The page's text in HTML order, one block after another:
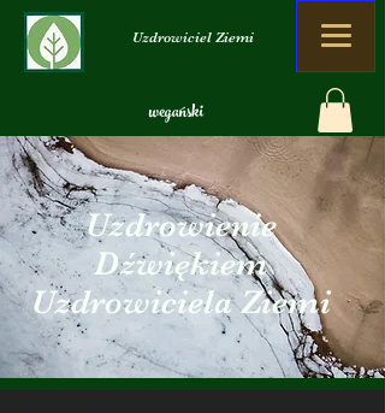
Uzdrowiciel Ziemi
wegański
Organiczny
Zero marnowania
Uzdrowienie
Dźwiękiem
Uzdrowiciela Ziemi